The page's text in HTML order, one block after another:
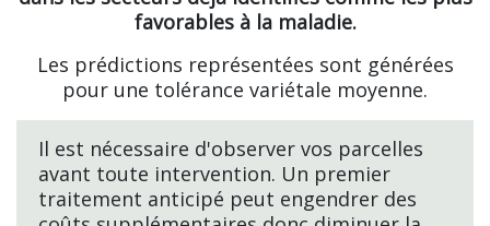
favorables à la maladie.
Les prédictions représentées sont générées
pour une tolérance variétale moyenne.
Il est nécessaire d'observer vos parcelles
avant toute intervention. Un premier
traitement anticipé peut engendrer des